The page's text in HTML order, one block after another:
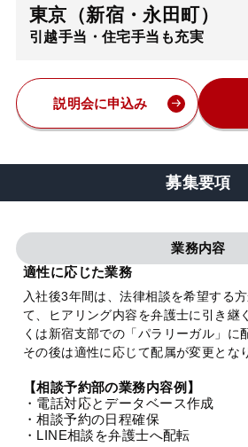
東京（新宿・永田町）
引越手当・住宅手当も充実
説明会に申込み
募集要項
業務内容
適性に応じた業務
入社後3年間は、法律相談を希望する
て、ヒアリング内容を弁護士に引き継
くは新宿支部での「パラリーガル」に
その後は適性に応じて配属が変更とな
【相談予約部の業務内容例】
・電話対応とデータベース作成
・相談予約の日程確保
・LINE相談を弁護士へ配転
弁護士・税理士
お知らせ
特設サイト
法人グループ